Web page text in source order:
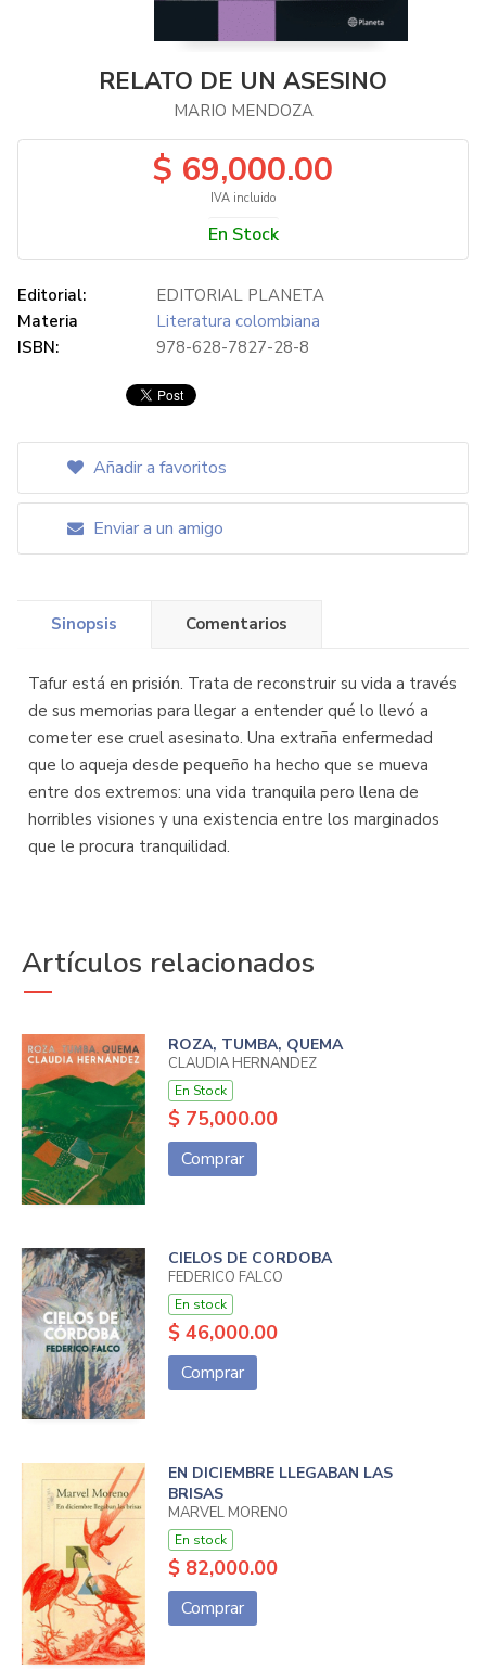
RELATO DE UN ASESINO
MARIO MENDOZA
$ 69,000.00
IVA incluido
En Stock
Editorial:
EDITORIAL PLANETA
Materia
Literatura colombiana
ISBN:
978-628-7827-28-8
Añadir a favoritos
Enviar a un amigo
Sinopsis Comentarios
Tafur está en prisión. Trata de reconstruir su vida a través
de sus memorias para llegar a entender qué lo llevó a
cometer ese cruel asesinato. Una extraña enfermedad
que lo aqueja desde pequeño ha hecho que se mueva
entre dos extremos: una vida tranquila pero llena de
horribles visiones y una existencia entre los marginados
que le procura tranquilidad.
Artículos relacionados
ROZA, TUMBA, QUEMA
CLAUDIA HERNANDEZ
En Stock
$ 75,000.00
Comprar
CIELOS DE CORDOBA
FEDERICO FALCO
En stock
$ 46,000.00
Comprar
EN DICIEMBRE LLEGABAN LAS
BRISAS
MARVEL MORENO
En stock
$ 82,000.00
Comprar